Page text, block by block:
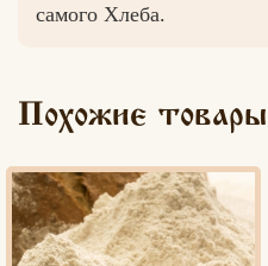
самого Хлеба.
Похожие товары